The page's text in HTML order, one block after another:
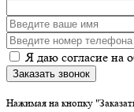
Я даю согласие на
Заказать звонок
Нажимая на кнопку